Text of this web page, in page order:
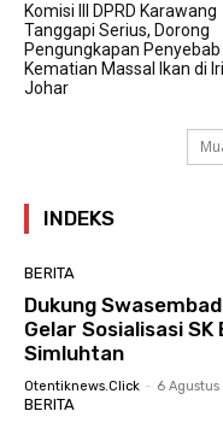
Komisi III DPRD Karawang
Tanggapi Serius, Dorong
Pengungkapan Penyebab
Kematian Massal Ikan di
Johar
INDEKS
BERITA
Dukung
Gelar Sosialisasi
Simluhtan
Otentiknews.click - 6
BERITA